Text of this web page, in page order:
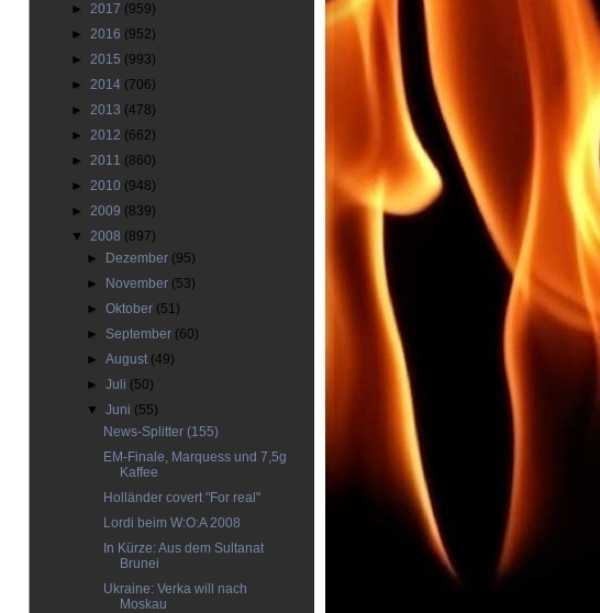
► 2017 (959)
► 2016 (952)
► 2015 (993)
► 2014 (706)
► 2013 (478)
► 2012 (662)
► 2011 (860)
► 2010 (948)
► 2009 (839)
▼ 2008 (897)
►
Dezember (95)
►
November (53)
►Oktober (51)
► September (60)
►August (49)
►Juli (50)
▼Juni (55)
News-Splitter (155)
EM-Finale, Marquess und 7,5g
Kaffee
Holländer covert "For real"
Lordi beim W:O:A 2008
In Kürze: Aus dem Sultanat
Brunei
Ukraine: Verka will nach
Moskau